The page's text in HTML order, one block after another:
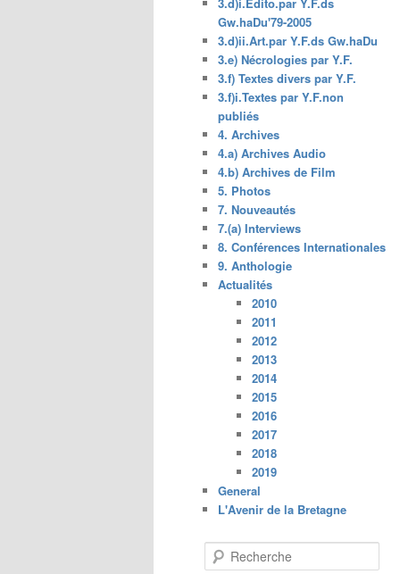
Gw.haDu'79-2005
3.d)ii.Art.par Y.F.ds Gw.haDu
3.e) Nécrologies par Y.F.
3.f) Textes divers par Y.F.
3.f)i.Textes par Y.F.non
publiés
4. Archives
4.a) Archives Audio
4.b) Archives de Film
5. Photos
7. Nouveautés
7.(a) Interviews
8. Conférences Internationales
9. Anthologie
Actualités
2010
2011
2012
2013
2014
2015
2016
2017
2018
2019
General
L'Avenir de la Bretagne
e